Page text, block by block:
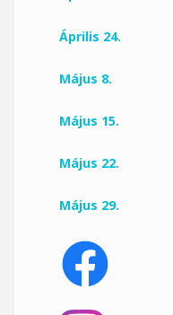
Április 24.
Május 8.
Május 15.
Május 22.
Május 29.